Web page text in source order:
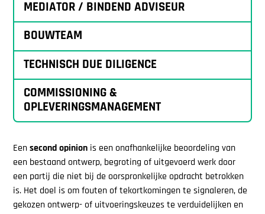
MEDIATOR / BINDEND ADVISEUR
BOUWTEAM
TECHNISCH DUE DILIGENCE
COMMISSIONING &
OPLEVERINGSMANAGEMENT
Eensecond opinion is een onafhankelijke beoordeling van
een bestaand ontwerp, begroting of uitgevoerd werk door
een partij die niet bij de oorspronkelijke opdracht betrokken
is. Het doel is om fouten of tekortkomingen te signaleren, de
gekozen ontwerp- of uitvoeringskeuzes te verduidelijken en